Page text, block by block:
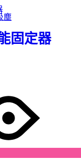
塵
固定器